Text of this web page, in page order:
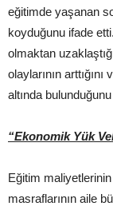
eğitimde yaşanan
koyduğunu ifade
olmaktan
olaylarının
altında
“Ekonomik Yük
Eğitim maliyetlerinin
masraflarının aile